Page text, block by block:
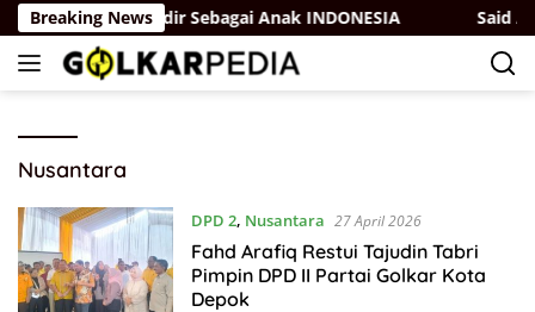
Langsung
ke
konten
Breaking NewsIa hadir Sebagai Anak INDONESIA Said
Nusantara
DPD 2, Nusantara 27 April 2026
Fahd Arafiq Restui Tajudin Tabri
Pimpin DPD II Partai Golkar Kota
Depok